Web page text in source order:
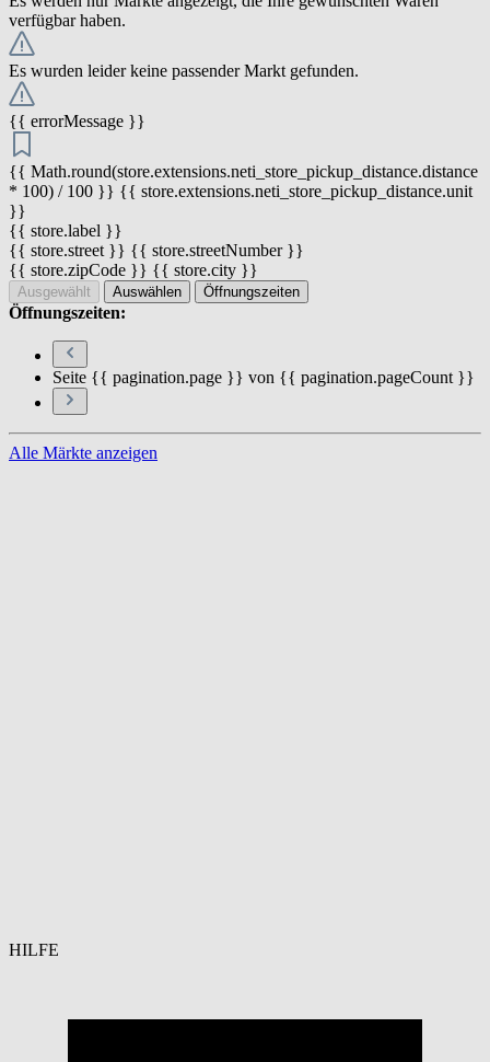
verfügbar haben.
Es wurden leider keine passender Markt gefunden.
{{ errorMessage }}
{{ Math.round(store.extensions.neti_store_pickup_distance.distance
* 100) / 100 }} {{ store.extensions.neti_store_pickup_distance.unit
}}
{{ store.label }}
{{ store.street }} {{ store.streetNumber }}
{{ store.zipCode }} {{ store.city }}
Ausgewählt Auswählen Öffnungszeiten
Öffnungszeiten:
Seite {{ pagination.page }} von {{ pagination.pageCount }}
Alle Märkte anzeigen
HILFE